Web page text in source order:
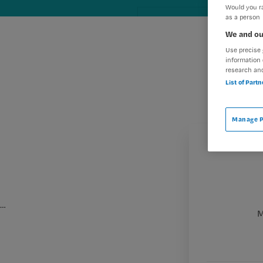
…
Would you
as a person
We and
Use
information
research
List of
Manage